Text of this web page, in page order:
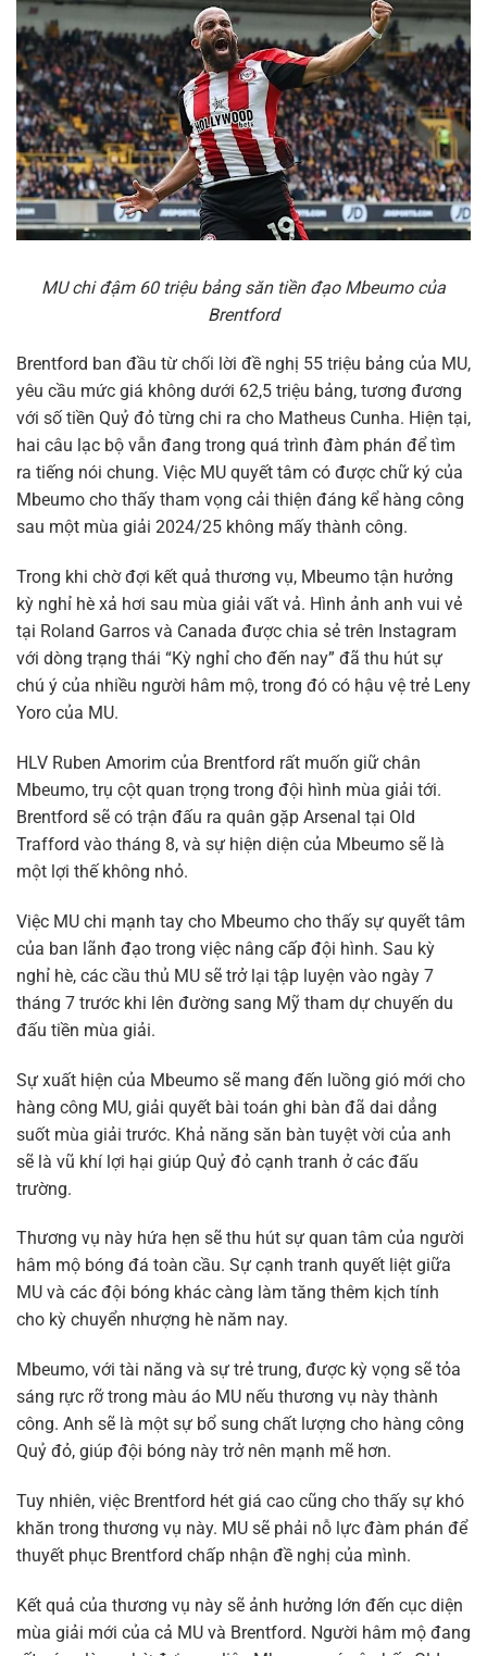
MU chi đậm 60 triệu bảng săn tiền đạo Mbeumo của
Brentford
Brentford ban đầu từ chối lời đề nghị 55 triệu bảng của MU,
yêu cầu mức giá không dưới 62,5 triệu bảng, tương đương
với số tiền Quỷ đỏ từng chi ra cho Matheus Cunha. Hiện tại,
hai câu lạc bộ vẫn đang trong quá trình đàm phán để tìm
ra tiếng nói chung. Việc MU quyết tâm có được chữ ký của
Mbeumo cho thấy tham vọng cải thiện đáng kể hàng công
sau một mùa giải 2024/25 không mấy thành công.
Trong khi chờ đợi kết quả thương vụ, Mbeumo tận hưởng
kỳ nghỉ hè xả hơi sau mùa giải vất vả. Hình ảnh anh vui vẻ
tại Roland Garros và Canada được chia sẻ trên Instagram
với dòng trạng thái “Kỳ nghỉ cho đến nay” đã thu hút sự
chú ý của nhiều người hâm mộ, trong đó có hậu vệ trẻ Leny
Yoro của MU.
HLV Ruben Amorim của Brentford rất muốn giữ chân
Mbeumo, trụ cột quan trọng trong đội hình mùa giải tới.
Brentford sẽ có trận đấu ra quân gặp Arsenal tại Old
Trafford vào tháng 8, và sự hiện diện của Mbeumo sẽ là
một lợi thế không nhỏ.
Việc MU chi mạnh tay cho Mbeumo cho thấy sự quyết tâm
của ban lãnh đạo trong việc nâng cấp đội hình. Sau kỳ
nghỉ hè, các cầu thủ MU sẽ trở lại tập luyện vào ngày 7
tháng 7 trước khi lên đường sang Mỹ tham dự chuyến du
đấu tiền mùa giải.
Sự xuất hiện của Mbeumo sẽ mang đến luồng gió mới cho
hàng công MU, giải quyết bài toán ghi bàn đã dai dẳng
suốt mùa giải trước. Khả năng săn bàn tuyệt vời của anh
sẽ là vũ khí lợi hại giúp Quỷ đỏ cạnh tranh ở các đấu
trường.
Thương vụ này hứa hẹn sẽ thu hút sự quan tâm của người
hâm mộ bóng đá toàn cầu. Sự cạnh tranh quyết liệt giữa
MU và các đội bóng khác càng làm tăng thêm kịch tính
cho kỳ chuyển nhượng hè năm nay.
Mbeumo, với tài năng và sự trẻ trung, được kỳ vọng sẽ tỏa
sáng rực rỡ trong màu áo MU nếu thương vụ này thành
công. Anh sẽ là một sự bổ sung chất lượng cho hàng công
Quỷ đỏ, giúp đội bóng này trở nên mạnh mẽ hơn.
Tuy nhiên, việc Brentford hét giá cao cũng cho thấy sự khó
khăn trong thương vụ này. MU sẽ phải nỗ lực đàm phán để
thuyết phục Brentford chấp nhận đề nghị của mình.
Kết quả của thương vụ này sẽ ảnh hưởng lớn đến cục diện
mùa giải mới của cả MU và Brentford. Người hâm mộ đang